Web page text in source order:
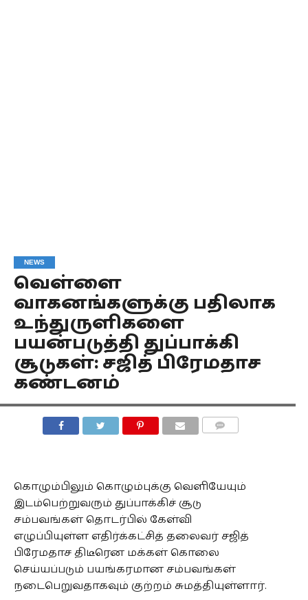
NEWS
வெள்ளை
வாகனங்களுக்கு பதிலாக
உந்துருளிகளை
பயன்படுத்தி துப்பாக்கி
சூடுகள்: சஜித் பிரேமதாச
கண்டனம்
கொழும்பிலும் கொழும்புக்கு வெளியேயும்
இடம்பெற்றுவரும் துப்பாக்கிச் சூடு
சம்பவங்கள் தொடர்பில் கேள்வி
எழுப்பியுள்ள எதிர்க்கட்சித் தலைவர் சஜித்
பிரேமதாச திடீரென மக்கள் கொலை
செய்யப்படும் பயங்கரமான சம்பவங்கள்
நடைபெறுவதாகவும் குற்றம் சுமத்தியுள்ளார்.